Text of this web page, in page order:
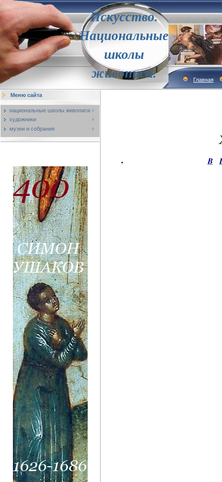
Искусство.
Национальные
школы
живописи.
Главная
Меню сайта
национальные школы живописи
художники
музеи и собрания
B